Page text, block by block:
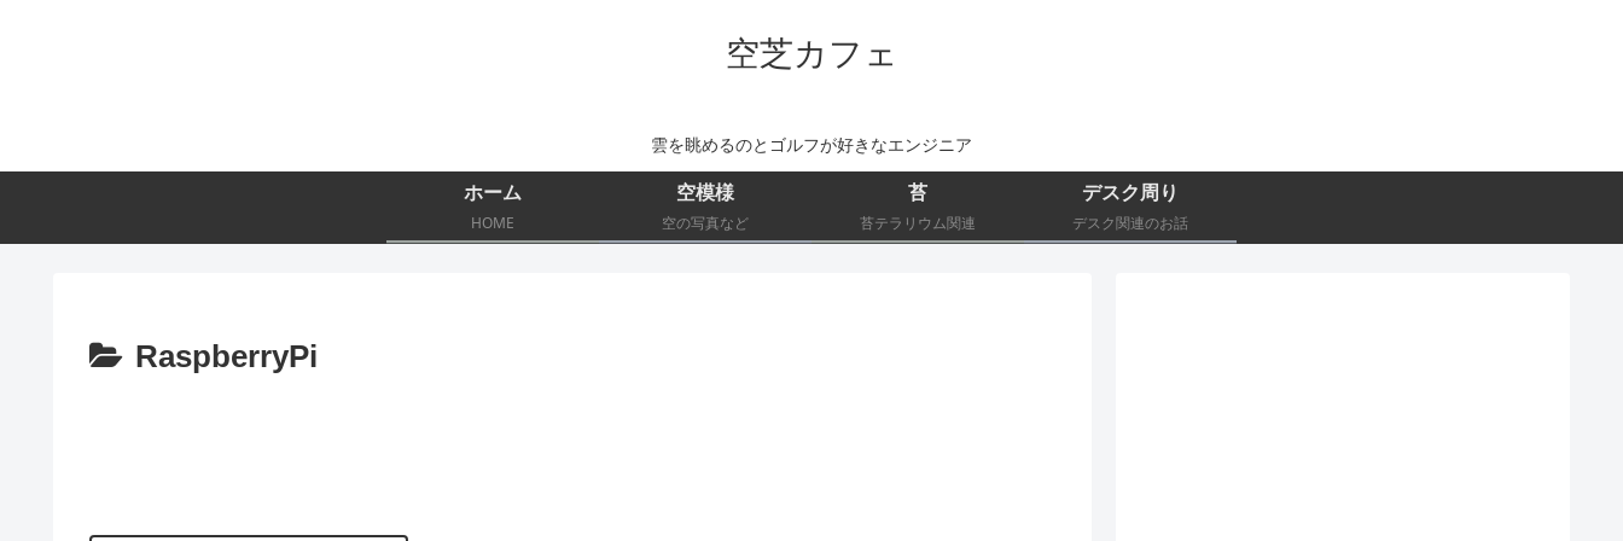
空芝カフェ
雲を眺めるのとゴルフが好きなエンジニア
ホーム
HOME
空模様
空の写真など
苔
苔テラリウム関連
デスク周り
デスク関連のお話
RaspberryPi